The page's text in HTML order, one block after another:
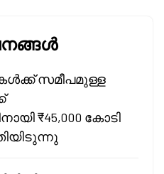
സമീപമുള്ള
₹45,000 കോടി